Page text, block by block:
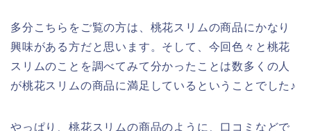
多分こちらをご覧の方は、桃花スリムの商品にかなり
興味がある方だと思います。そして、今回色々と桃花
スリムのことを調べてみて分かったことは数多くの人
が桃花スリムの商品に満足しているということでした♪
やっぱり、桃花スリムの商品のように、口コミなどで